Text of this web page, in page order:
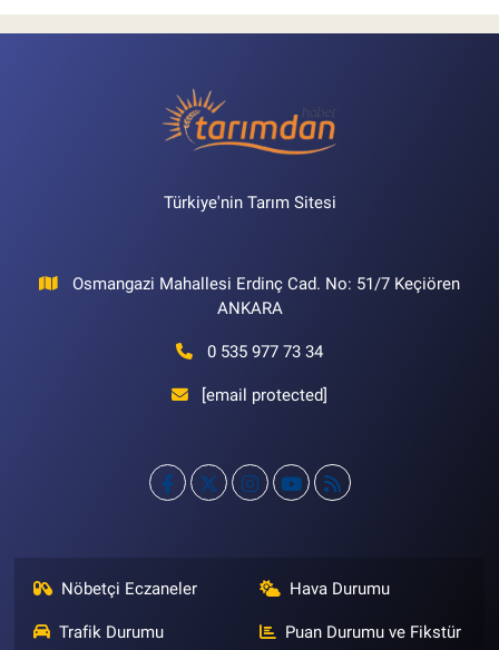
Türkiye'nin Tarım Sitesi
Osmangazi Mahallesi Erdinç Cad. No: 51/7 Keçiören
ANKARA
0 535 977 73 34
[email protected]
Nöbetçi Eczaneler Hava Durumu
Trafik Durumu Puan Durumu ve Fikstür